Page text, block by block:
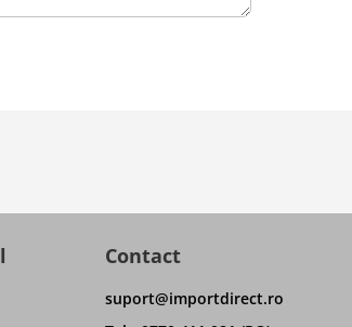
Contact
suport@importdirect.ro